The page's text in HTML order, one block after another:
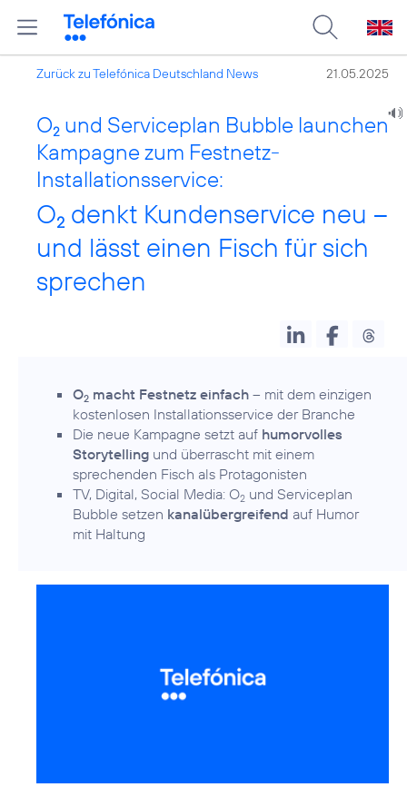
Zurück zu Telefónica Deutschland News 21.05.2025
O2 und Serviceplan Bubble launchen
Kampagne zum Festnetz-
Installationsservice:
O2 denkt Kundenservice neu –
und lässt einen Fisch für sich
sprechen
O2 macht Festnetz einfach – mit dem einzigen
kostenlosen Installationsservice der Branche
Die neue Kampagne setzt auf humorvolles
Storytelling und überrascht mit einem
sprechenden Fisch als Protagonisten
TV, Digital, Social Media: O2 und Serviceplan
Bubble setzen kanalübergreifend auf Humor
mit Haltung